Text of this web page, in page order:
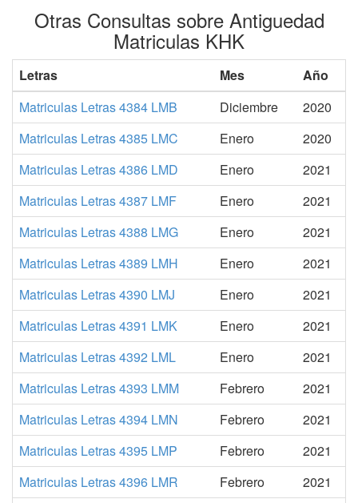
Otras Consultas sobre Antiguedad
Matriculas KHK
Letras Mes
Año
Matriculas Letras 4384 LMB
Diciembre
2020
Matriculas Letras 4385 LMC
Enero
2020
Matriculas Letras 4386 LMD
Enero
2021
Matriculas Letras 4387 LMF
Enero
2021
Matriculas Letras 4388 LMG
Enero
2021
Matriculas Letras 4389 LMH
Enero
2021
Matriculas Letras 4390 LMJ
Enero
2021
Matriculas Letras 4391 LMK
Enero
2021
Matriculas Letras 4392 LML
Enero
2021
Matriculas Letras 4393 LMM
Febrero
2021
Matriculas Letras 4394 LMN
Febrero
2021
Matriculas Letras 4395 LMP
Febrero
2021
Matriculas Letras 4396 LMR
Febrero
2021